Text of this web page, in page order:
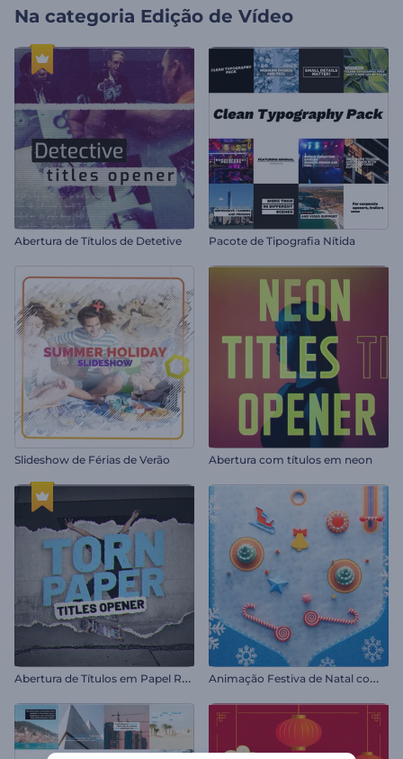
Na categoria Edição de Vídeo
Abertura de Títulos de Detetive Pacote de Tipografia Nítida
Slideshow de Férias de Verão Abertura com títulos em neon
A
bertura de Títulos em Papel Rasgado A
nimação Festiva de Natal com Pinball